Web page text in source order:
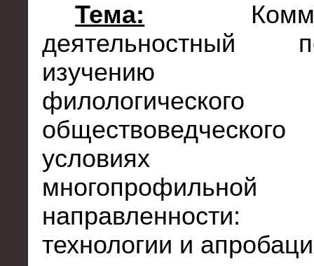
Тема:
деятельностный
изучению
условиях
многопрофильной
направленности:
технологии и